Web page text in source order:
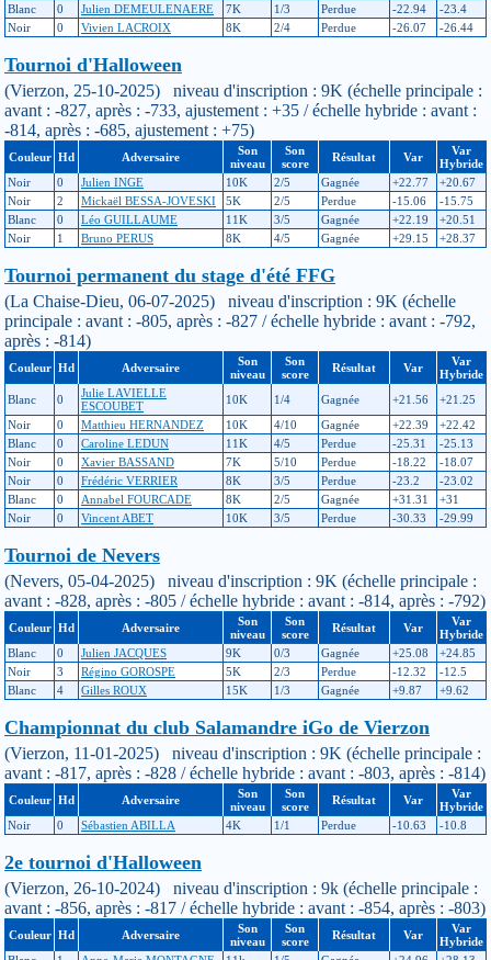
Blanc
0 Julien DEMEULENAERE 7K 1/3 Perdue -22.94
-23.4
Noir
0 Vivien LACROIX 8K 2/4 Perdue -26.07 -26.44
Tournoi d'Halloween
(Vierzon, 25-10-2025) niveau d'inscription : 9K (échelle principale :
avant : -827, après : -733, ajustement : +35 / échelle hybride : avant :
-814, après : -685, ajustement : +75)
Couleur Hd Adversaire
Son
niveau
Son
score
Résultat Var
Var
Hybride
Noir
0 Julien INGE 10K 2/5 Gagnée +22.77
+20.67
Noir
2 Mickaël BESSA-JOVESKI 5K 2/5 Perdue -15.06
-15.75
Blanc
0 Léo GUILLAUME 11K 3/5 Gagnée +22.19
+20.51
Noir
1 Bruno PERUS 8K 4/5 Gagnée +29.15 +28.37
Tournoi permanent du stage d'été FFG
(La Chaise-Dieu, 06-07-2025) niveau d'inscription : 9K (échelle
principale : avant : -805, après : -827 / échelle hybride : avant : -792,
après : -814)
Couleur Hd Adversaire
Son
niveau
Son
score
Résultat Var
Var
Hybride
Blanc
0
Julie LAVIELLE
ESCOUBET
10K 1/4 Gagnée +21.56
+21.25
Noir
0 Matthieu HERNANDEZ 10K 4/10 Gagnée +22.39
+22.42
Blanc
0 Caroline LEDUN 11K 4/5 Perdue -25.31
-25.13
Noir
0 Xavier BASSAND 7K 5/10 Perdue -18.22
-18.07
Noir
0 Frédéric VERRIER 8K 3/5 Perdue -23.2
-23.02
Blanc
0 Annabel FOURCADE 8K 2/5 Gagnée +31.31
+31
Noir
0 Vincent ABET 10K 3/5 Perdue -30.33 -29.99
Tournoi de Nevers
(Nevers, 05-04-2025) niveau d'inscription : 9K (échelle principale :
avant : -828, après : -805 / échelle hybride : avant : -814, après : -792)
Couleur Hd Adversaire
Son
niveau
Son
score
Résultat Var
Var
Hybride
Blanc
0 Julien JACQUES 9K 0/3 Gagnée +25.08
+24.85
Noir
3 Régino GOROSPE 5K 2/3 Perdue -12.32
-12.5
Blanc
4 Gilles ROUX 15K 1/3 Gagnée +9.87 +9.62
Championnat du club Salamandre iGo de Vierzon
(Vierzon, 11-01-2025) niveau d'inscription : 9K (échelle principale :
avant : -817, après : -828 / échelle hybride : avant : -803, après : -814)
Couleur Hd Adversaire
Son
niveau
Son
score
Résultat Var
Var
Hybride
Noir
0 Sébastien ABILLA 4K 1/1 Perdue -10.63 -10.8
2e tournoi d'Halloween
(Vierzon, 26-10-2024) niveau d'inscription : 9k (échelle principale :
avant : -856, après : -817 / échelle hybride : avant : -854, après : -803)
Couleur Hd Adversaire
Son
niveau
Son
score
Résultat Var
Var
Hybride